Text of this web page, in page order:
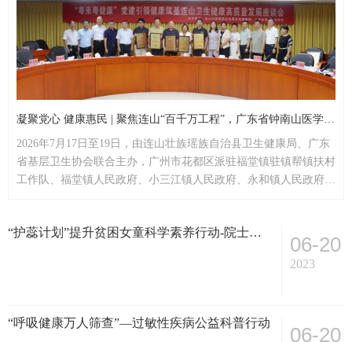
凝聚党心 健康惠民 | 聚焦连山“百千万工程”，广东省钟南山医学基金会参与“粤来粤健康”党建引领健康筑基系列活动
2026年7月17日至19日，由连山壮族瑶族自治县卫生健康局、广东
省基层卫生协会联合主办，广州市花都区派驻福堂镇驻镇帮镇扶村
工作队、福堂镇人民政府、小三江镇人民政府、永和镇人民政府及
族自治县圆满举行。活动充分发挥公益平台与专家资源优势，深度
“护蕊计划”提升贫困女童科学素养行动-院士专家科学大课堂公益活动
06-20
2023
“呼吸健康万人筛查”—过敏性疾病公益科普行动
06-20